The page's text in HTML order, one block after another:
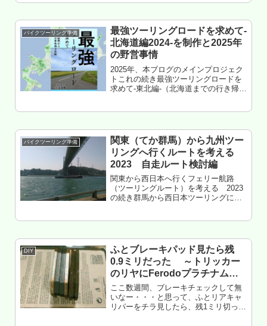
バイクツーリング準備
最強ツーリングロードを求めて-
北海道編2024-を制作と2025年
の野営事情
2025年、本ブログのメインプロジェク
トこれの続き最強ツーリングロードを
求めて-東北編-（北海道までの行き帰り
バイクツーリング準備
関東（てか群馬）から九州ツー
リングへ行くルートを考える
2023 自走ルート検討編
関東から西日本へ行くフェリー航路
（ツーリングルート）を考える 2023
の続き群馬から西日本ツーリングに行
フ...
DIY
ふとブレーキパッド見たら残
0.9ミリだった ～トリッカー
のリヤにFerodoプラチナム付
けたインプレ
ここ数週間、ブレーキチェックして無
いなー・・・と思って、ふとリアキャ
リパーをチラ見したら、残1ミリ切って